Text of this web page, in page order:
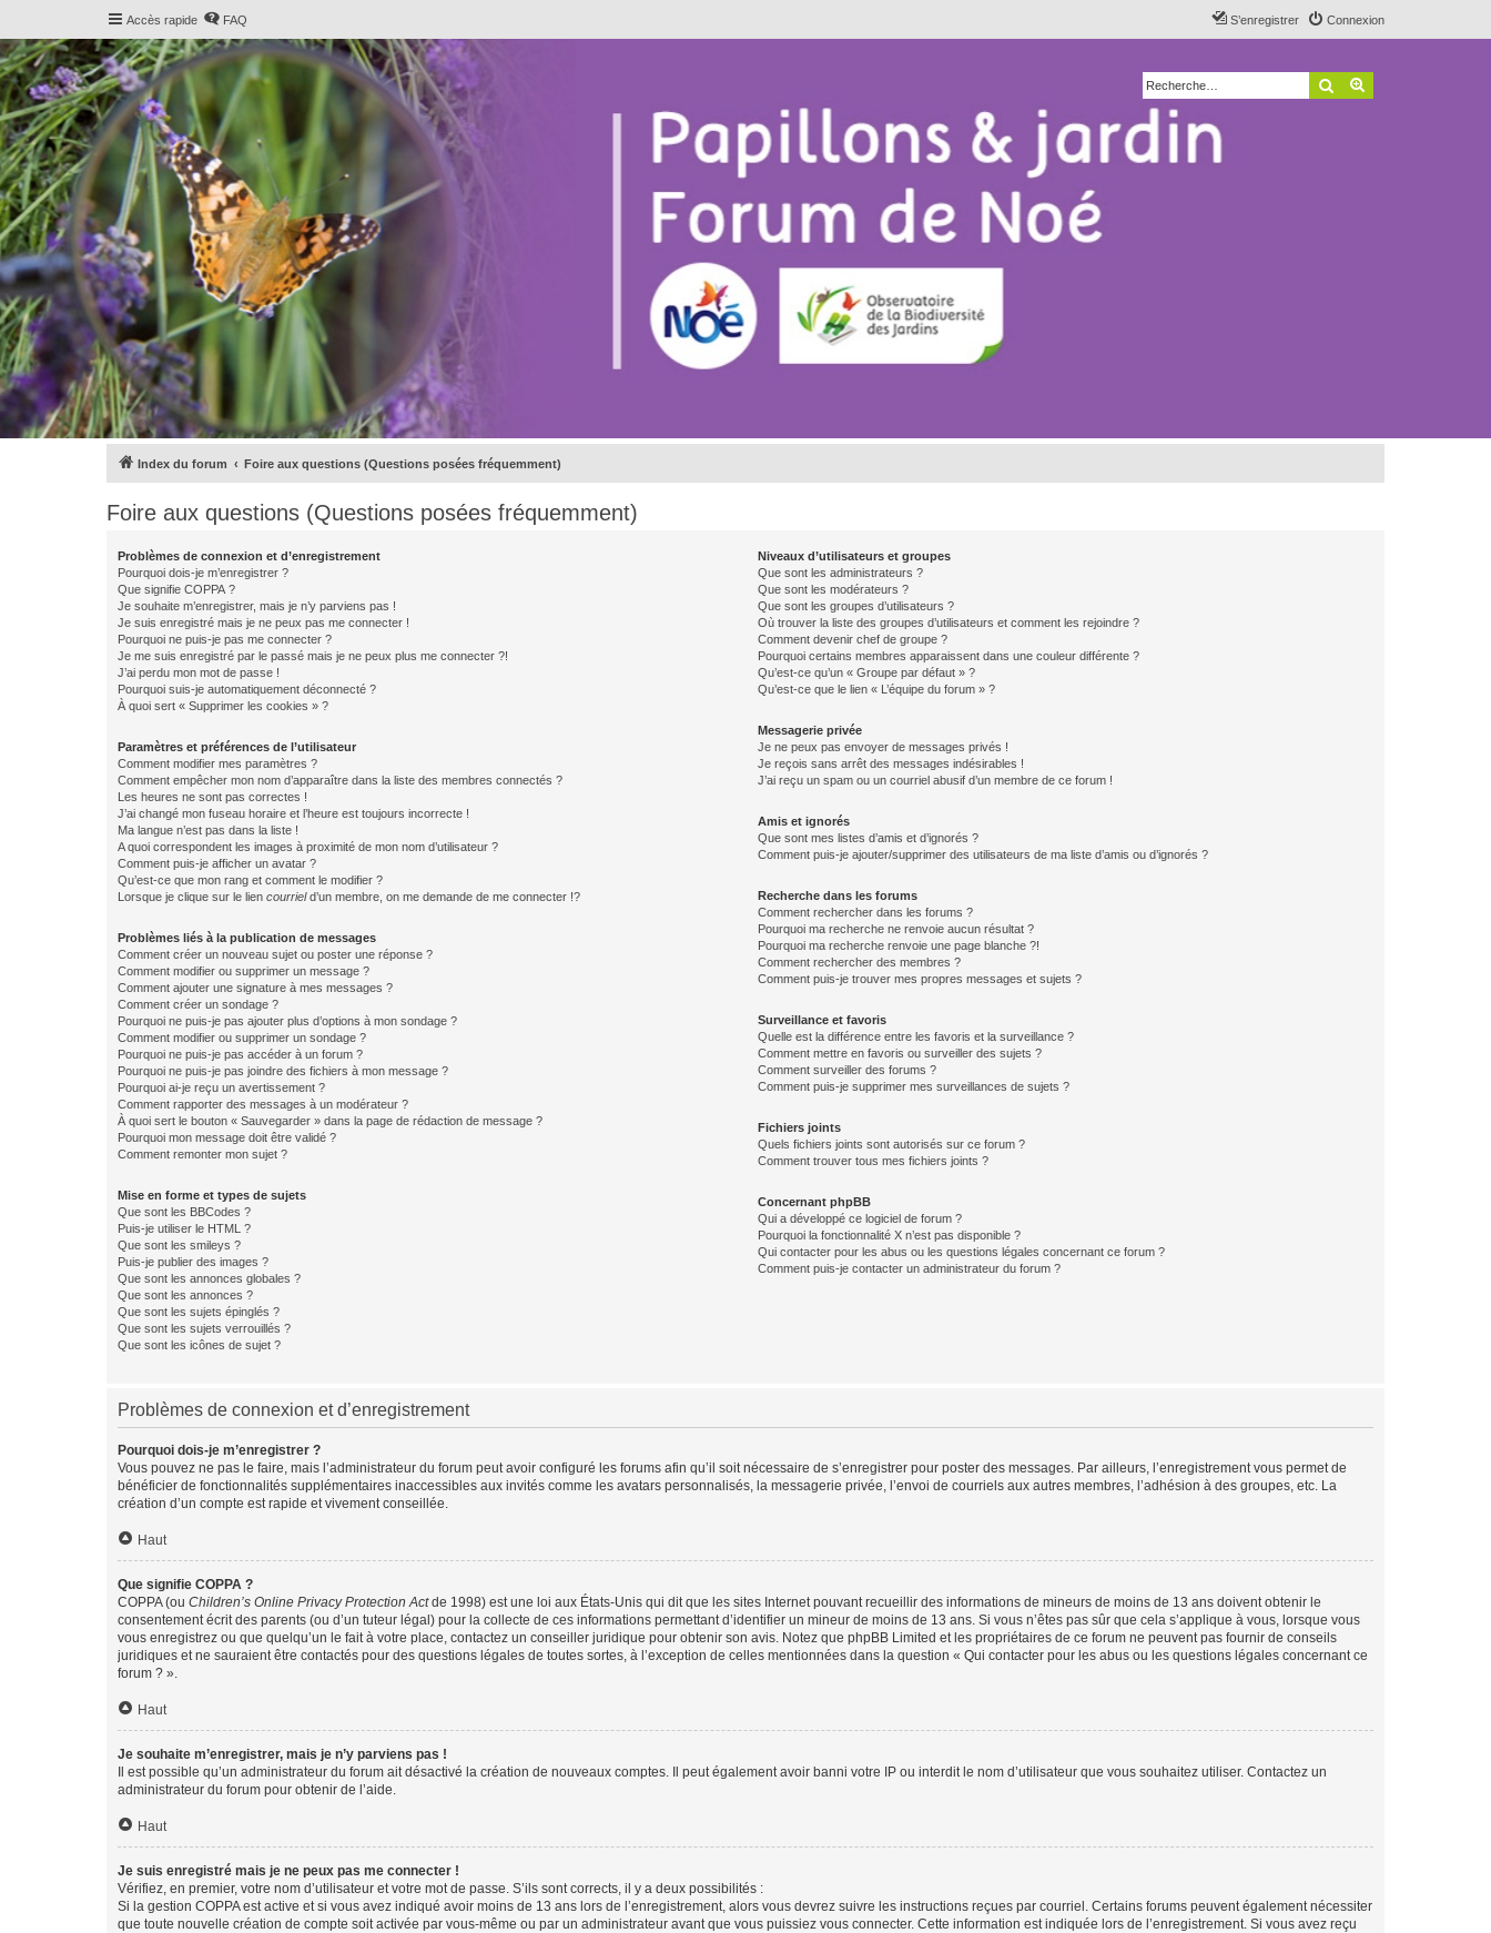
Accès rapide FAQ Connexion
S’enregistrer
Rechercher
Index du forum Foire aux questions (Questions posées fréquemment)
Foire aux questions (Questions posées fréquemment)
Problèmes de connexion et d’enregistrement
Pourquoi dois-je m’enregistrer ?
Que signifie COPPA ?
Je souhaite m’enregistrer, mais je n’y parviens pas !
Je suis enregistré mais je ne peux pas me connecter !
Pourquoi ne puis-je pas me connecter ?
Je me suis enregistré par le passé mais je ne peux plus me connecter ?!
J’ai perdu mon mot de passe !
Pourquoi suis-je automatiquement déconnecté ?
À quoi sert « Supprimer les cookies » ?
Paramètres et préférences de l’utilisateur
Comment modifier mes paramètres ?
Comment empêcher mon nom d’apparaître dans la liste des membres connectés ?
Les heures ne sont pas correctes !
J’ai changé mon fuseau horaire et l’heure est toujours incorrecte !
Ma langue n’est pas dans la liste !
A quoi correspondent les images à proximité de mon nom d’utilisateur ?
Comment puis-je afficher un avatar ?
Qu’est-ce que mon rang et comment le modifier ?
Lorsque je clique sur le lien courrield’un membre, on me demande de me connecter !?
Problèmes liés à la publication de messages
Comment créer un nouveau sujet ou poster une réponse ?
Comment modifier ou supprimer un message ?
Comment ajouter une signature à mes messages ?
Comment créer un sondage ?
Pourquoi ne puis-je pas ajouter plus d’options à mon sondage ?
Comment modifier ou supprimer un sondage ?
Pourquoi ne puis-je pas accéder à un forum ?
Pourquoi ne puis-je pas joindre des fichiers à mon message ?
Pourquoi ai-je reçu un avertissement ?
Comment rapporter des messages à un modérateur ?
À quoi sert le bouton « Sauvegarder » dans la page de rédaction de message ?
Pourquoi mon message doit être validé ?
Comment remonter mon sujet ?
Mise en forme et types de sujets
Que sont les BBCodes ?
Puis-je utiliser le HTML ?
Que sont les smileys ?
Puis-je publier des images ?
Que sont les annonces globales ?
Que sont les annonces ?
Que sont les sujets épinglés ?
Que sont les sujets verrouillés ?
Que sont les icônes de sujet ?
Niveaux d’utilisateurs et groupes
Que sont les administrateurs ?
Que sont les modérateurs ?
Que sont les groupes d’utilisateurs ?
Où trouver la liste des groupes d’utilisateurs et comment les rejoindre ?
Comment devenir chef de groupe ?
Pourquoi certains membres apparaissent dans une couleur différente ?
Qu’est-ce qu’un « Groupe par défaut » ?
Qu’est-ce que le lien « L’équipe du forum » ?
Messagerie privée
Je ne peux pas envoyer de messages privés !
Je reçois sans arrêt des messages indésirables !
J’ai reçu un spam ou un courriel abusif d’un membre de ce forum !
Amis et ignorés
Que sont mes listes d’amis et d’ignorés ?
Comment puis-je ajouter/supprimer des utilisateurs de ma liste d’amis ou d’ignorés ?
Recherche dans les forums
Comment rechercher dans les forums ?
Pourquoi ma recherche ne renvoie aucun résultat ?
Pourquoi ma recherche renvoie une page blanche ?!
Comment rechercher des membres ?
Comment puis-je trouver mes propres messages et sujets ?
Surveillance et favoris
Quelle est la différence entre les favoris et la surveillance ?
Comment mettre en favoris ou surveiller des sujets ?
Comment surveiller des forums ?
Comment puis-je supprimer mes surveillances de sujets ?
Fichiers joints
Quels fichiers joints sont autorisés sur ce forum ?
Comment trouver tous mes fichiers joints ?
Concernant phpBB
Qui a développé ce logiciel de forum ?
Pourquoi la fonctionnalité X n’est pas disponible ?
Qui contacter pour les abus ou les questions légales concernant ce forum ?
Comment puis-je contacter un administrateur du forum ?
Problèmes de connexion et d’enregistrement
Pourquoi dois-je m’enregistrer ?
Vous pouvez ne pas le faire, mais l’administrateur du forum peut avoir configuré les forums afin qu’il soit nécessaire de s’enregistrer pour poster des messages. Par ailleurs, l’enregistrement vous permet de
bénéficier de fonctionnalités supplémentaires inaccessibles aux invités comme les avatars personnalisés, la messagerie privée, l’envoi de courriels aux autres membres, l’adhésion à des groupes, etc. La
création d’un compte est rapide et vivement conseillée.
Haut
Que signifie COPPA ?
COPPA (ou Children’s Online Privacy Protection Actde 1998) est une loi aux États-Unis qui dit que les sites Internet pouvant recueillir des informations de mineurs de moins de 13 ans doivent obtenir le
consentement écrit des parents (ou d’un tuteur légal) pour la collecte de ces informations permettant d’identifier un mineur de moins de 13 ans. Si vous n’êtes pas sûr que cela s’applique à vous, lorsque vous
vous enregistrez ou que quelqu’un le fait à votre place, contactez un conseiller juridique pour obtenir son avis. Notez que phpBB Limited et les propriétaires de ce forum ne peuvent pas fournir de conseils
juridiques et ne sauraient être contactés pour des questions légales de toutes sortes, à l’exception de celles mentionnées dans la question « Qui contacter pour les abus ou les questions légales concernant ce
forum ? ».
Haut
Je souhaite m’enregistrer, mais je n’y parviens pas !
Il est possible qu’un administrateur du forum ait désactivé la création de nouveaux comptes. Il peut également avoir banni votre IP ou interdit le nom d’utilisateur que vous souhaitez utiliser. Contactez un
administrateur du forum pour obtenir de l’aide.
Haut
Je suis enregistré mais je ne peux pas me connecter !
Vérifiez, en premier, votre nom d’utilisateur et votre mot de passe. S’ils sont corrects, il y a deux possibilités :
Si la gestion COPPA est active et si vous avez indiqué avoir moins de 13 ans lors de l’enregistrement, alors vous devrez suivre les instructions reçues par courriel. Certains forums peuvent également nécessiter
que toute nouvelle création de compte soit activée par vous-même ou par un administrateur avant que vous puissiez vous connecter. Cette information est indiquée lors de l’enregistrement. Si vous avez reçu